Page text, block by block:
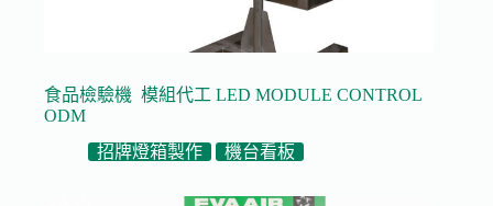
食品檢驗機 模組代工 LED MODULE CONTROL
ODM
招牌燈箱製作
機台看板